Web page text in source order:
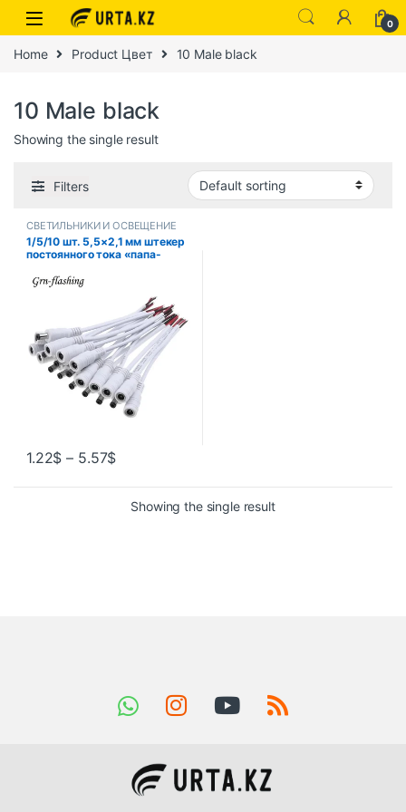
0
Home Product Цвет 10 Male black
10 Male black
Showing the single result
Filters
СВЕТИЛЬНИКИ И ОСВЕЩЕНИЕ
1/5/10 шт. 5,5×2,1 мм штекер
постоянного тока «папа-
адаптера для
одноцветный 3528 5050
светодиодный ленточный
светильник
1.22$ – 5.57$
Showing the single result